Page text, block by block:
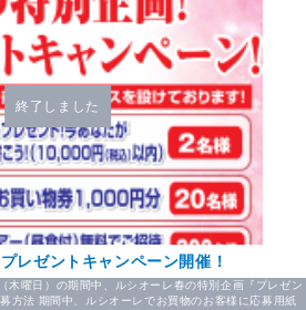
終了しました
レゼントキャンペーン開催！
木曜日）の期間中、ルシオーレ春の特別企画『プレゼン
方法 期間中、ルシオーレでお買物のお客様に応募用紙